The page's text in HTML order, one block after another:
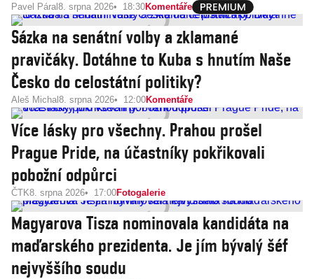
Pavel Páral 8. srpna 2026 18:30Komentáře
Sázka na senátní volby a zklamané
pravičáky. Dotáhne to Kuba s hnutím Naše
Česko do celostátní politiky?
Aleš Michal 8. srpna 2026 12:00Komentáře
Více lásky pro všechny. Prahou prošel
Prague Pride, na účastníky pokřikovali
pobožní odpůrci
ČTK8. srpna 2026 17:00Fotogalerie
Magyarova Tisza nominovala kandidáta na
maďarského prezidenta. Je jím bývalý šéf
nejvyššího soudu